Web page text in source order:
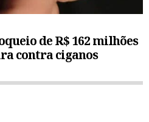
de R$ 162 milhões
contra ciganos